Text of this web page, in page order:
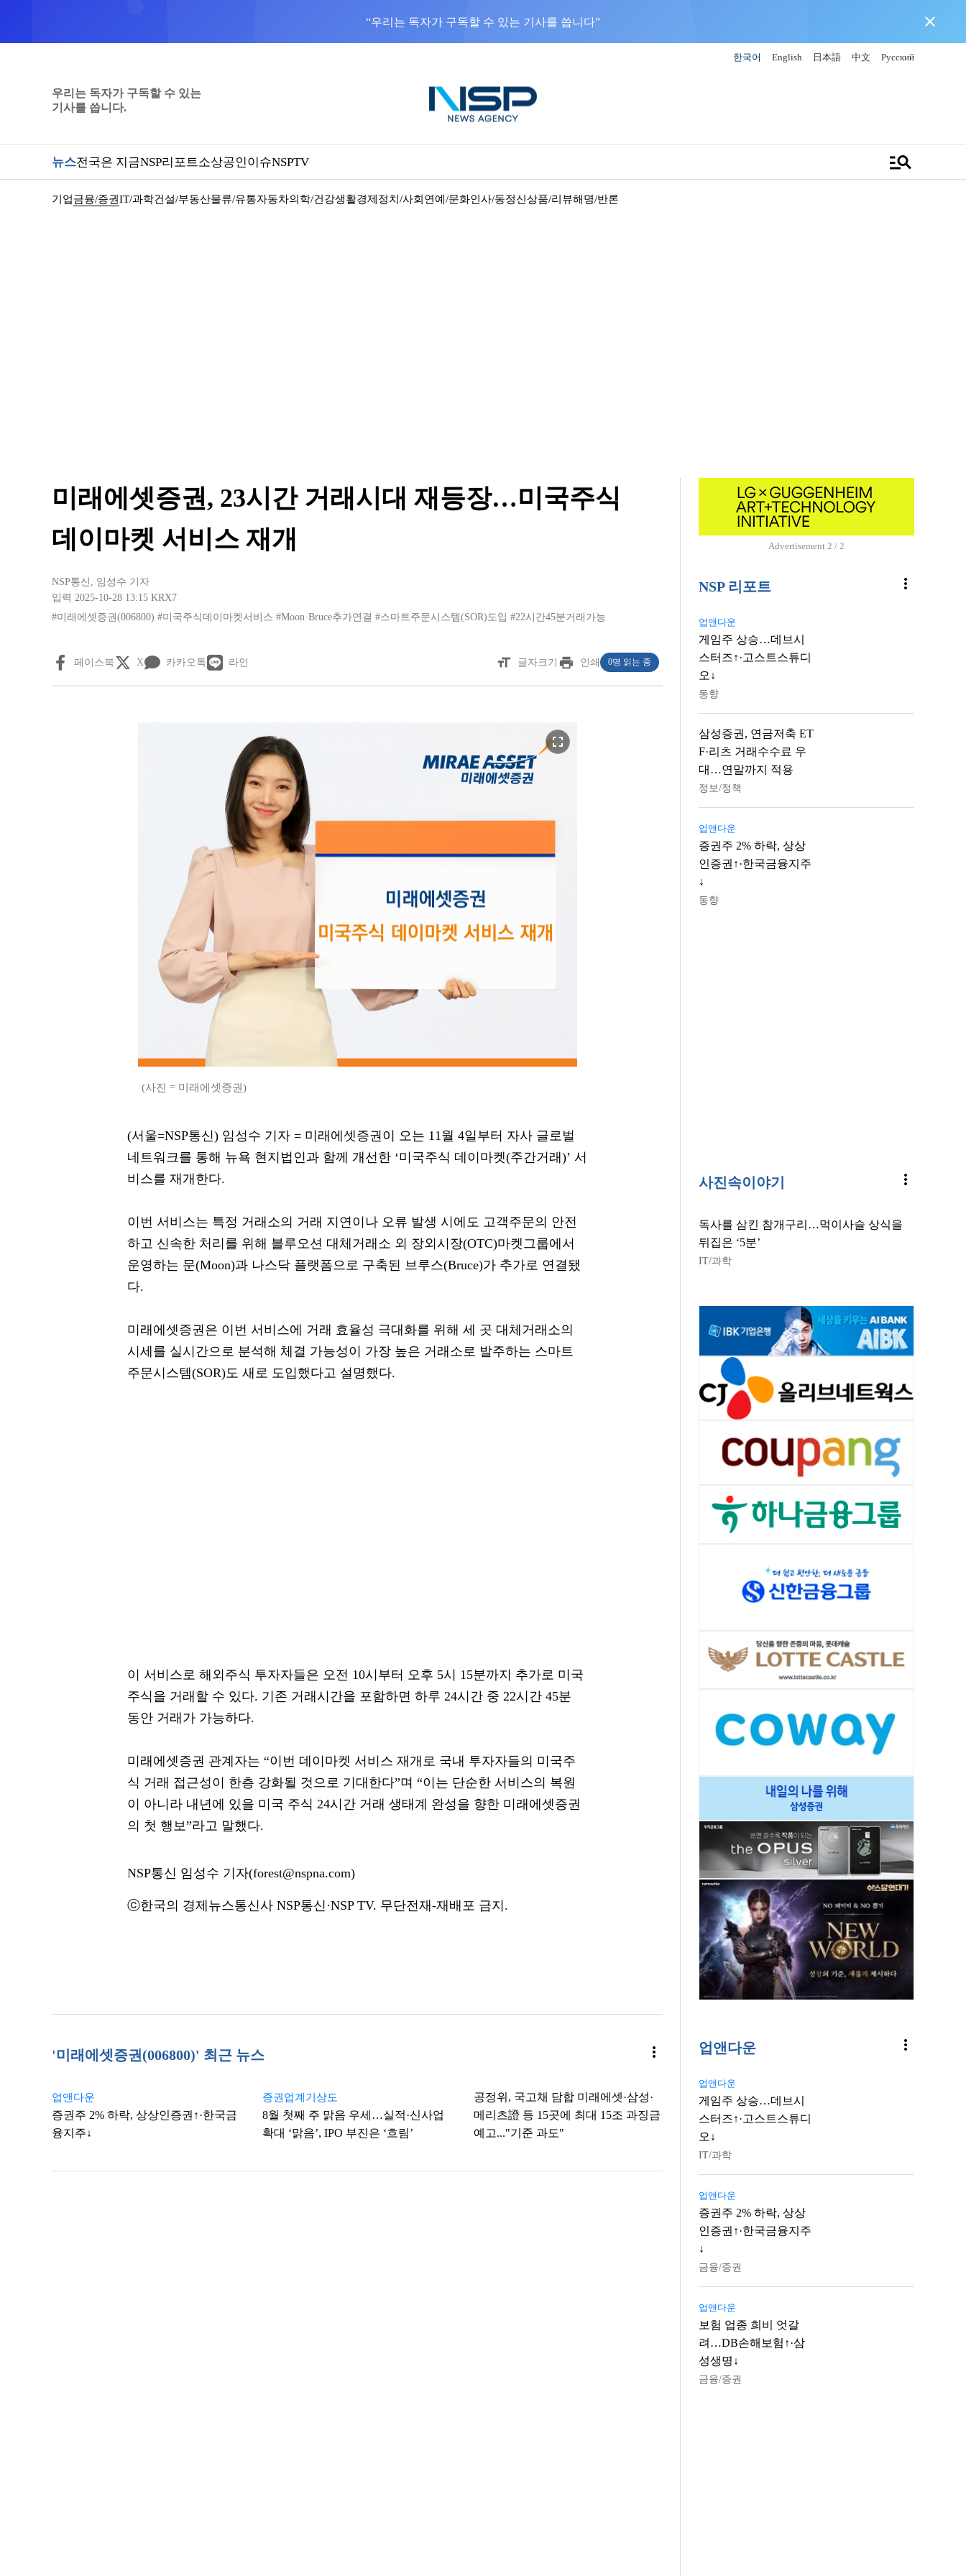
“우리는 독자가 구독할 수 있는 기사를 씁니다” close
한국어 English 日本語 中文 Русский
우리는 독자가 구독할 수 있는
기사를 씁니다.
뉴스전국은 지금NSP리포트소상공인이슈NSPTV manage_search
기업금융/증권IT/과학건설/부동산물류/유통자동차의학/건강생활경제 정치/사회 연예/문화인사/동정신상품/리뷰해명/반론
미래에셋증권, 23시간 거래시대 재등장…미국주식
데이마켓 서비스 재개
NSP통신 , 임성수 기자
입력 2025-10-28 13:15 KRX7
#미래에셋증권(006800) #미국주식데이마켓서비스 #Moon·Bruce추가연결 #스마트주문시스템(SOR)도입 #22시간45분거래가능
페이스북 X 카카오톡 라인 format_size 글자크기 print 인쇄 0명 읽는 중
fullscreen
(사진 = 미래에셋증권)
(서울=NSP통신) 임성수 기자 = 미래에셋증권이 오는 11월 4일부터 자사 글로벌
네트워크를 통해 뉴욕 현지법인과 함께 개선한 ‘미국주식 데이마켓(주간거래)’ 서
비스를 재개한다.
이번 서비스는 특정 거래소의 거래 지연이나 오류 발생 시에도 고객주문의 안전
하고 신속한 처리를 위해 블루오션 대체거래소 외 장외시장(OTC)마켓그룹에서
운영하는 문(Moon)과 나스닥 플랫폼으로 구축된 브루스(Bruce)가 추가로 연결됐
다.
미래에셋증권은 이번 서비스에 거래 효율성 극대화를 위해 세 곳 대체거래소의
시세를 실시간으로 분석해 체결 가능성이 가장 높은 거래소로 발주하는 스마트
주문시스템(SOR)도 새로 도입했다고 설명했다.
이 서비스로 해외주식 투자자들은 오전 10시부터 오후 5시 15분까지 추가로 미국
주식을 거래할 수 있다. 기존 거래시간을 포함하면 하루 24시간 중 22시간 45분
동안 거래가 가능하다.
미래에셋증권 관계자는 “이번 데이마켓 서비스 재개로 국내 투자자들의 미국주
식 거래 접근성이 한층 강화될 것으로 기대한다”며 “이는 단순한 서비스의 복원
이 아니라 내년에 있을 미국 주식 24시간 거래 생태계 완성을 향한 미래에셋증권
의 첫 행보”라고 말했다.
NSP통신 임성수 기자(forest@nspna.com)
ⓒ한국의 경제뉴스통신사 NSP통신·NSP TV. 무단전재-재배포 금지.
'미래에셋증권(006800)' 최근 뉴스 more_vert
업앤다운
증권주 2% 하락, 상상인증권↑·한국금
융지주↓
증권업계기상도
8월 첫째 주 맑음 우세…실적·신사업
확대 ‘맑음’, IPO 부진은 ‘흐림’
공정위, 국고채 담합 미래에셋·삼성·
메리츠證 등 15곳에 최대 15조 과징금
예고..."기준 과도"
Advertisement 2 / 2
NSP 리포트 more_vert
업앤다운
게임주 상승…데브시
스터즈↑·고스트스튜디
오↓
동향
삼성증권, 연금저축 ET
F·리츠 거래수수료 우
대…연말까지 적용
정보/정책
업앤다운
증권주 2% 하락, 상상
인증권↑·한국금융지주
↓
동향
사진속이야기 more_vert
독사를 삼킨 참개구리…먹이사슬 상식을
뒤집은 ‘5분’
IT/과학
업앤다운 more_vert
업앤다운
게임주 상승…데브시
스터즈↑·고스트스튜디
오↓
IT/과학
업앤다운
증권주 2% 하락, 상상
인증권↑·한국금융지주
↓
금융/증권
업앤다운
보험 업종 희비 엇갈
려…DB손해보험↑·삼
성생명↓
금융/증권